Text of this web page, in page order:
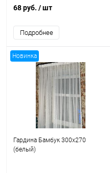
68 руб. / шт
Подробнее
Новинка
Гардина Бамбук 300x270
(белый)